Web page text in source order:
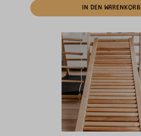
IN DEN WARENKORB